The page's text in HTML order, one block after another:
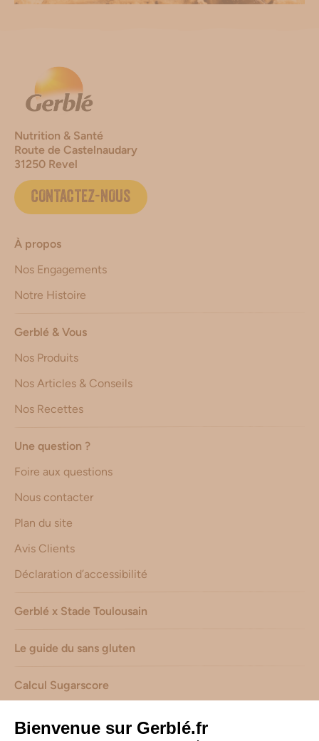
Nutrition & Santé
Route de Castelnaudary
31250 Revel
CONTACTEZ-NOUS
À propos
Nos Engagements
Notre Histoire
Gerblé & Vous
Nos Produits
Nos Articles & Conseils
Nos Recettes
Une question ?
Foire aux questions
Nous contacter
Plan du site
Avis Clients
Déclaration d’accessibilité
Gerblé x Stade Toulousain
Le guide du sans gluten
Calcul Sugarscore